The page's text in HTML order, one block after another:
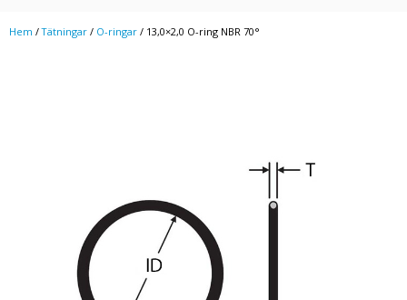
Hem /Tätningar / O-ringar / 13,0×2,0 O-ring NBR 70°